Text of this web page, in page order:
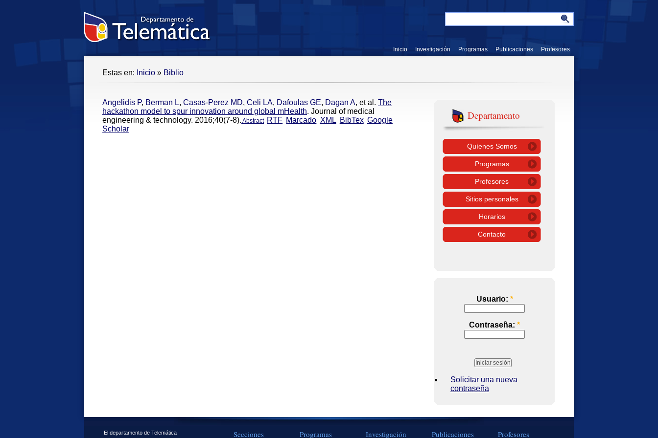
Inicio Investigación Programas Publicaciones Profesores
Estas en: Inicio » Biblio
Angelidis P, Berman L, Casas-Perez MD, Celi LA, Dafoulas GE, Dagan A, et al. The
hackathon model to spur innovation around global mHealth. Journal of medical
engineering & technology. 2016;40(7-8). Abstract RTF Marcado XML BibTex Google
Scholar
Departamento
Quíenes Somos
Programas
Profesores
Sitios personales
Horarios
Contacto
Usuario: *
Contraseña: *
Solicitar una nueva
contraseña
El departamento de Telemática
Secciones Programas Investigación Publicaciones Profesores